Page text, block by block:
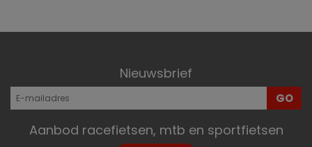
Nieuwsbrief
GO
Aanbod racefietsen, mtb en sportfietsen